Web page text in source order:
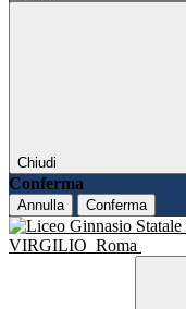
Chiudi
Conferma
Annulla Conferma
VIRGILIO Roma